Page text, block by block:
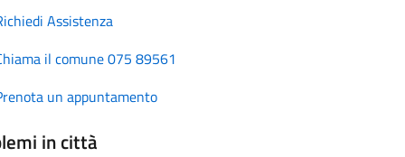
Assistenza
il comune 075 89561
un appuntamento
in città